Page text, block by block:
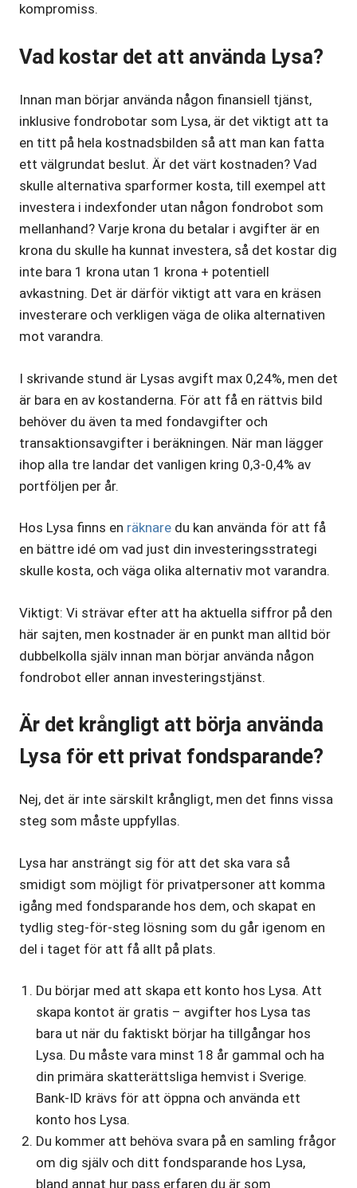
kompromiss.
Vad kostar det att använda Lysa?
Innan man börjar använda någon finansiell tjänst,
inklusive fondrobotar som Lysa, är det viktigt att ta
en titt på hela kostnadsbilden så att man kan fatta
ett välgrundat beslut. Är det värt kostnaden? Vad
skulle alternativa sparformer kosta, till exempel att
investera i indexfonder utan någon fondrobot som
mellanhand? Varje krona du betalar i avgifter är en
krona du skulle ha kunnat investera, så det kostar dig
inte bara 1 krona utan 1 krona + potentiell
avkastning. Det är därför viktigt att vara en kräsen
investerare och verkligen väga de olika alternativen
mot varandra.
I skrivande stund är Lysas avgift max 0,24%, men det
är bara en av kostanderna. För att få en rättvis bild
behöver du även ta med fondavgifter och
transaktionsavgifter i beräkningen. När man lägger
ihop alla tre landar det vanligen kring 0,3-0,4% av
portföljen per år.
Hos Lysa finns en räknare du kan använda för att få
en bättre idé om vad just din investeringsstrategi
skulle kosta, och väga olika alternativ mot varandra.
Viktigt: Vi strävar efter att ha aktuella siffror på den
här sajten, men kostnader är en punkt man alltid bör
dubbelkolla själv innan man börjar använda någon
fondrobot eller annan investeringstjänst.
Är det krångligt att börja använda
Lysa för ett privat fondsparande?
Nej, det är inte särskilt krångligt, men det finns vissa
steg som måste uppfyllas.
Lysa har ansträngt sig för att det ska vara så
smidigt som möjligt för privatpersoner att komma
igång med fondsparande hos dem, och skapat en
tydlig steg-för-steg lösning som du går igenom en
del i taget för att få allt på plats.
Du börjar med att skapa ett konto hos Lysa. Att
skapa kontot är gratis – avgifter hos Lysa tas
bara ut när du faktiskt börjar ha tillgångar hos
Lysa. Du måste vara minst 18 år gammal och ha
din primära skatterättsliga hemvist i Sverige.
Bank-ID krävs för att öppna och använda ett
konto hos Lysa.
Du kommer att behöva svara på en samling frågor
om dig själv och ditt fondsparande hos Lysa,
bland annat hur pass erfaren du är som